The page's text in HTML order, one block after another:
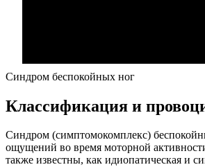
Синдром беспокойных ног
Классификация и
Синдром (симптомокомплекс)
ощущений во время моторной
также известны, как идиопатическая и